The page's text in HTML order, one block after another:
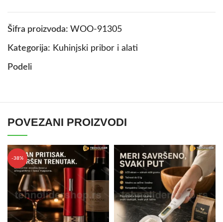
Šifra proizvoda: WOO-91305
Kategorija: Kuhinjski pribor i alati
Podeli
POVEZANI PROIZVODI
-38%